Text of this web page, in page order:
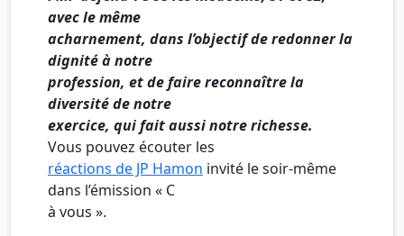
avec le même
acharnement, dans l’objectif de redonner la
dignité à notre
profession, et de faire reconnaître la
diversité de notre
exercice, qui fait aussi notre richesse.
Vous pouvez écouter les
réactions de JP Hamon invité le soir-même
dans l’émission « C
à vous ».